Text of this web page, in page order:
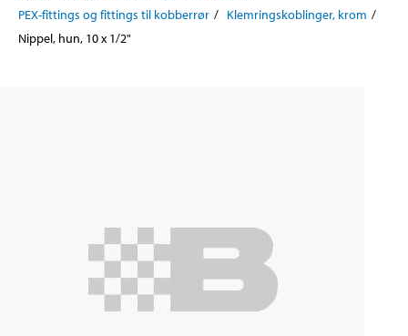
PEX-fittings og fittings til kobberrør
Klemringskoblinger, krom
Nippel, hun, 10 x 1/2"